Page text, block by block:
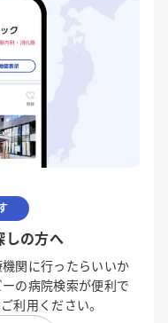
しの方へ
機関に行ったらいいか
の病院検索が便利で
利用ください。